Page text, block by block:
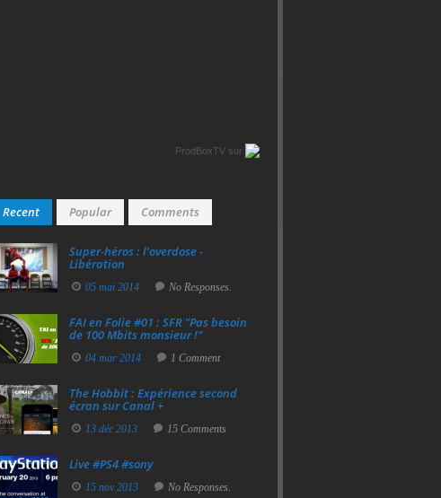
ProdBoxTV sur
Recent Popular Comments
Super‑héros : l’overdose -
Libération
05 mai 2014 No Responses.
FAI en Folie #01 : SFR "Pas besoin
de 100 Mbits monsieur !"
04 mar 2014 1 Comment
The Hobbit : Expérience second
écran sur Canal +
13 déc 2013 15 Comments
Live #PS4 #sony
15 nov 2013 No Responses.